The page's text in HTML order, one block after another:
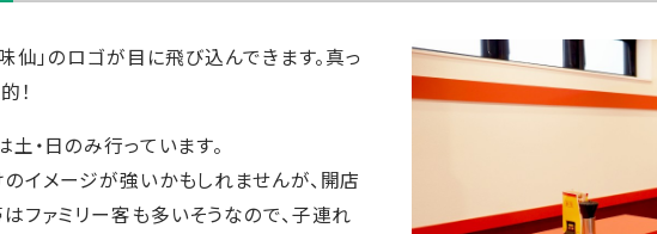
仙」のロゴが目に飛び込んできます。真っ
！
・日のみ行っています。
イメージが強いかもしれませんが、開店
ファミリー客も多いそうなので、子連れ